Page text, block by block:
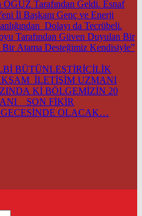
Tarafından Geldi. Esnaf
İl Başkanı Genç ve Enerji
Dolayı da Tecrübeli.
Tarafından Güven Duyulan Bir
Bir Atama Desteğimiz Kendisiyle”
BÜTÜNLEŞTİRİCİLİK
İLETİŞİM UZMANI
Kİ BÖLGEMİZİN 20
SON FİKİR
OLACAK…